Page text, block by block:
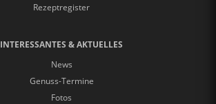
Rezeptregister
INTERESSANTES & AKTUELLES
News
Genuss-Termine
Fotos